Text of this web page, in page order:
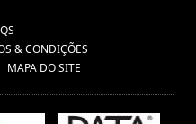
& CONDIÇÕES
MAPA DO SITE